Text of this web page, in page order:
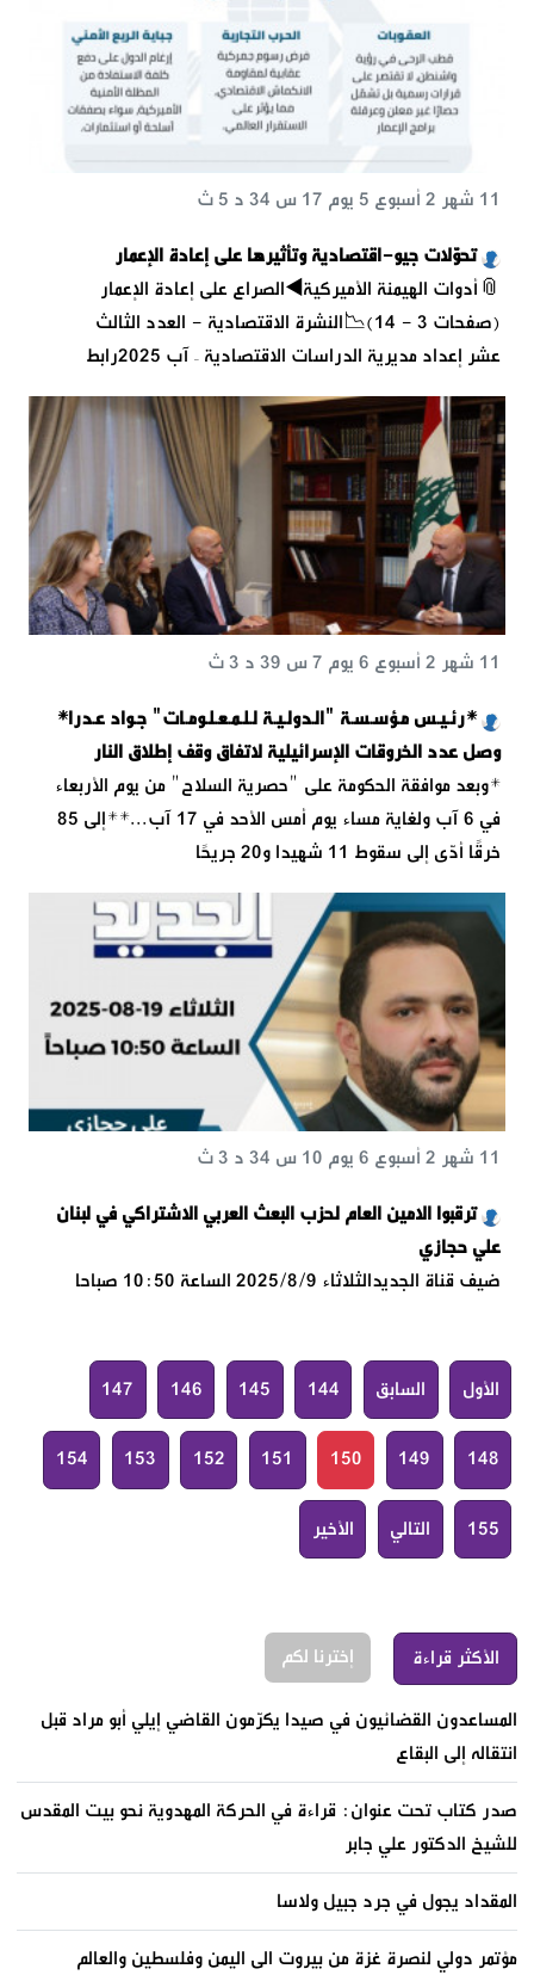
تحوّلات جيو-اقتصادية وتأثيرها على إعادة الإعمار
11 شهر 2 أسبوع 5 يوم 17 س 34 د 5 ث
📎أدوات الهيمنة الأميركية◀️الصراع على إعادة الإعمار
(صفحات 3 - 14)📉النشرة الاقتصادية - العدد الثالث
عشر إعداد مديرية الدراسات الاقتصادية – آب 2025رابط
*رئـيـس مـؤسـسـة "الـدولـيـة لـلـمـعـلـومـات" جـواد عـدرا‌‌‏*
وصل عدد الخروقات الإسرائيلية لاتفاق وقف إطلاق النار
11 شهر 2 أسبوع 6 يوم 7 س 39 د 3 ث
*وبعد موافقة الحكومة على "حصرية السلاح" من يوم الأربعاء
في 6 آب ولغاية مساء يوم أمس الأحد في 17 آب...**إلى 85
خرقًا أدّى إلى سقوط 11 شهيدا و20 جريحًا
ترقبوا الامين العام لحزب البعث العربي الاشتراكي في لبنان
علي حجازي
11 شهر 2 أسبوع 6 يوم 10 س 34 د 3 ث
ضيف قناة الجديد‏الثلاثاء 9‏/8‏/2025 ‏الساعة 10:50 صباحا
الأول السابق 144
145
146
147
148
149
150
151
152
153
154
155 التالي الأخير
الأكثر قراءة إخترنا لكم
المساعدون القضائيون في صيدا يكرّمون القاضي إيلي أبو مراد قبل
انتقاله إلى البقاع
صدر كتاب تحت عنوان: قراءة في الحركة المهدوية نحو بيت المقدس
للشيخ الدكتور علي جابر
المقداد يجول في جرد جبيل ولاسا
مؤتمر دولي لنصرة غزة من بيروت الى اليمن وفلسطين والعالم